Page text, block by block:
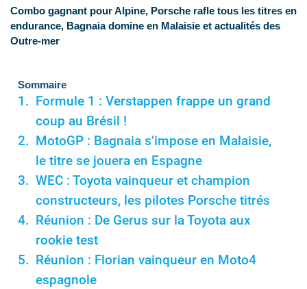
Combo gagnant pour Alpine, Porsche rafle tous les titres en
endurance, Bagnaia domine en Malaisie et actualités des
Outre-mer
Sommaire
Formule 1 : Verstappen frappe un grand
coup au Brésil !
MotoGP : Bagnaia s’impose en Malaisie,
le titre se jouera en Espagne
WEC : Toyota vainqueur et champion
constructeurs, les pilotes Porsche titrés
Réunion : De Gerus sur la Toyota aux
rookie test
Réunion : Florian vainqueur en Moto4
espagnole